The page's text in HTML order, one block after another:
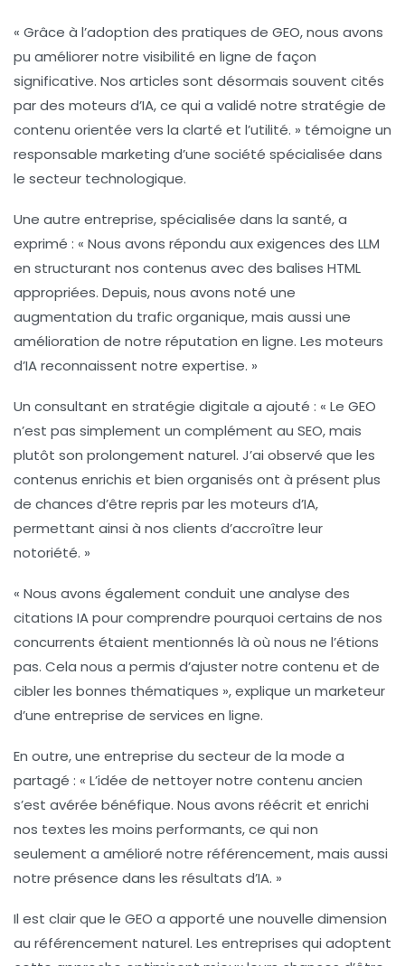
« Grâce à l’adoption des pratiques de GEO, nous avons
pu améliorer notre visibilité en ligne de façon
significative. Nos articles sont désormais souvent cités
par des moteurs d’IA, ce qui a validé notre stratégie de
contenu orientée vers la clarté et l’utilité. » témoigne un
responsable marketing d’une société spécialisée dans
le secteur technologique.
Une autre entreprise, spécialisée dans la santé, a
exprimé : « Nous avons répondu aux exigences des LLM
en structurant nos contenus avec des balises HTML
appropriées. Depuis, nous avons noté une
augmentation du trafic organique, mais aussi une
amélioration de notre réputation en ligne. Les moteurs
d’IA reconnaissent notre expertise. »
Un consultant en stratégie digitale a ajouté : « Le GEO
n’est pas simplement un complément au SEO, mais
plutôt son prolongement naturel. J’ai observé que les
contenus enrichis et bien organisés ont à présent plus
de chances d’être repris par les moteurs d’IA,
permettant ainsi à nos clients d’accroître leur
notoriété. »
« Nous avons également conduit une analyse des
citations IA pour comprendre pourquoi certains de nos
concurrents étaient mentionnés là où nous ne l’étions
pas. Cela nous a permis d’ajuster notre contenu et de
cibler les bonnes thématiques », explique un marketeur
d’une entreprise de services en ligne.
En outre, une entreprise du secteur de la mode a
partagé : « L’idée de nettoyer notre contenu ancien
s’est avérée bénéfique. Nous avons réécrit et enrichi
nos textes les moins performants, ce qui non
seulement a amélioré notre référencement, mais aussi
notre présence dans les résultats d’IA. »
Il est clair que le GEO a apporté une nouvelle dimension
au référencement naturel. Les entreprises qui adoptent